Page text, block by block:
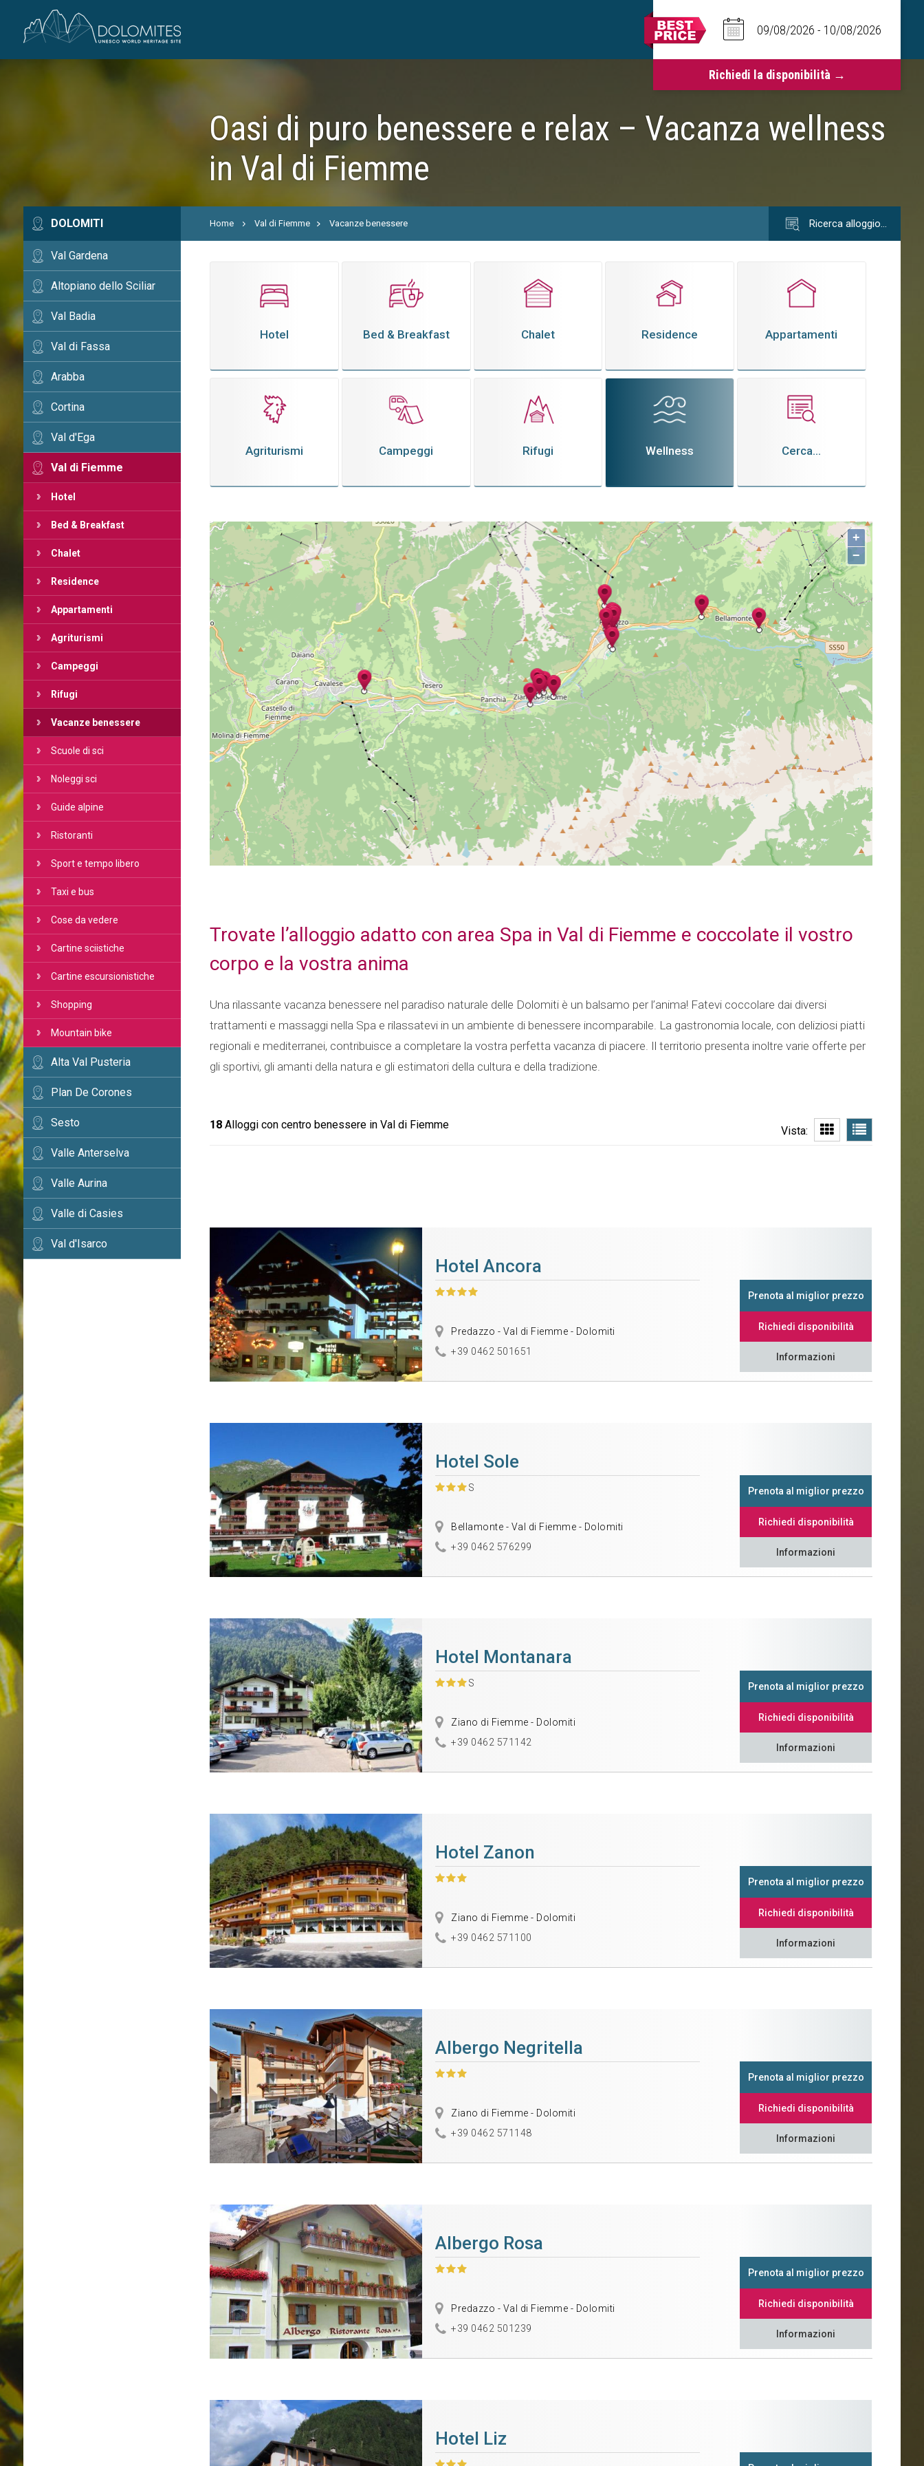
Oasi di puro benessere e relax – Vacanza wellness
in Val di Fiemme
DOLOMITI
Val Gardena
Altopiano dello Sciliar
Val Badia
Val di Fassa
Arabba
Cortina
Val d'Ega
Val di Fiemme
Hotel
Bed & Breakfast
Chalet
Residence
Appartamenti
Agriturismi
Campeggi
Rifugi
Vacanze benessere
Scuole di sci
Noleggi sci
Guide alpine
Ristoranti
Sport e tempo libero
Taxi e bus
Cose da vedere
Cartine sciistiche
Cartine escursionistiche
Shopping
Mountain bike
Alta Val Pusteria
Plan De Corones
Sesto
Valle Anterselva
Valle Aurina
Valle di Casies
Val d'Isarco
Home Val di Fiemme Vacanze benessere Ricerca alloggio…
Hotel Bed & Breakfast Chalet Residence Appartamenti
Agriturismi Campeggi Rifugi Wellness Cerca...
+
−
Trovate l’alloggio adatto con area Spa in Val di Fiemme e coccolate il vostro
corpo e la vostra anima
Una rilassante vacanza benessere nel paradiso naturale delle Dolomiti è un balsamo per l’anima! Fatevi coccolare dai diversi
trattamenti e massaggi nella Spa e rilassatevi in un ambiente di benessere incomparabile. La gastronomia locale, con deliziosi piatti
regionali e mediterranei, contribuisce a completare la vostra perfetta vacanza di piacere. Il territorio presenta inoltre varie offerte per
gli sportivi, gli amanti della natura e gli estimatori della cultura e della tradizione.
18 Alloggi con centro benessere in Val di Fiemme Vista:
Hotel Ancora
Predazzo - Val di Fiemme - Dolomiti
+39 0462 501651
Prenota al miglior prezzo
Richiedi disponibilità
Informazioni
Hotel Sole
S
Bellamonte - Val di Fiemme - Dolomiti
+39 0462 576299
Prenota al miglior prezzo
Richiedi disponibilità
Informazioni
Hotel Montanara
S
Ziano di Fiemme - Dolomiti
+39 0462 571142
Prenota al miglior prezzo
Richiedi disponibilità
Informazioni
Hotel Zanon
Ziano di Fiemme - Dolomiti
+39 0462 571100
Prenota al miglior prezzo
Richiedi disponibilità
Informazioni
Albergo Negritella
Ziano di Fiemme - Dolomiti
+39 0462 571148
Prenota al miglior prezzo
Richiedi disponibilità
Informazioni
Albergo Rosa
Predazzo - Val di Fiemme - Dolomiti
+39 0462 501239
Prenota al miglior prezzo
Richiedi disponibilità
Informazioni
Hotel Liz